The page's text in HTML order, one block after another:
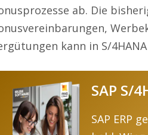
ab. Die
kann in S/
SAP S/
SAP ERP